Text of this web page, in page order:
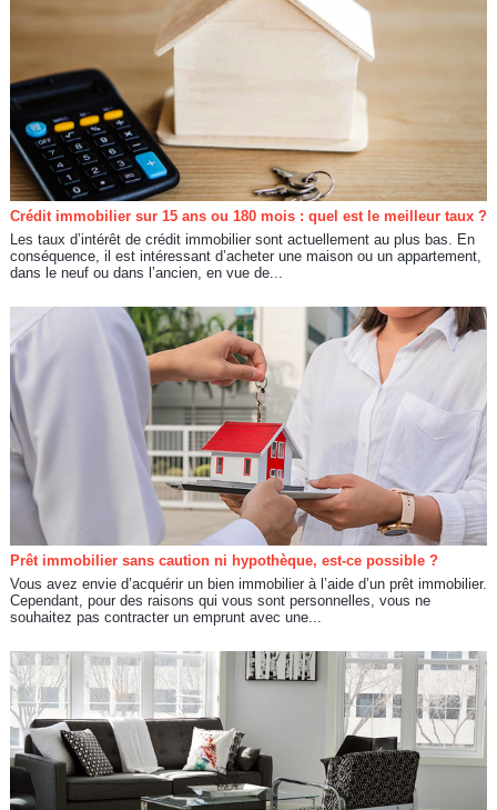
Crédit immobilier sur 15 ans ou 180 mois : quel est le meilleur taux ?
Les taux d’intérêt de crédit immobilier sont actuellement au plus bas. En
conséquence, il est intéressant d’acheter une maison ou un appartement,
dans le neuf ou dans l’ancien, en vue de...
Prêt immobilier sans caution ni hypothèque, est-ce possible ?
Vous avez envie d’acquérir un bien immobilier à l’aide d’un prêt immobilier.
Cependant, pour des raisons qui vous sont personnelles, vous ne
souhaitez pas contracter un emprunt avec une...